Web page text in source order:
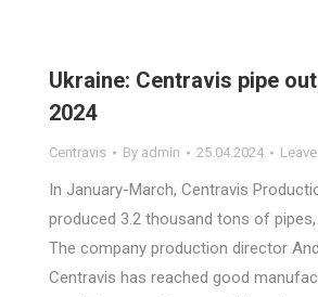
Ukraine: Centravis pipe
2024
Centravis By admin 25.04.2024
In January-March, Centravis
produced 3.2 thousand tons of pipes,
The company production director
Centravis has reached good